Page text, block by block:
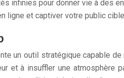
pour donner vie à des
ligne et captiver votre public
un outil stratégique capable
et à insuffler une atmosphère